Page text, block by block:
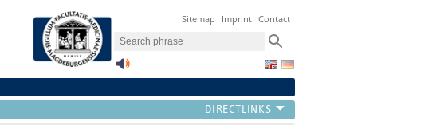
Sitemap Imprint Contact